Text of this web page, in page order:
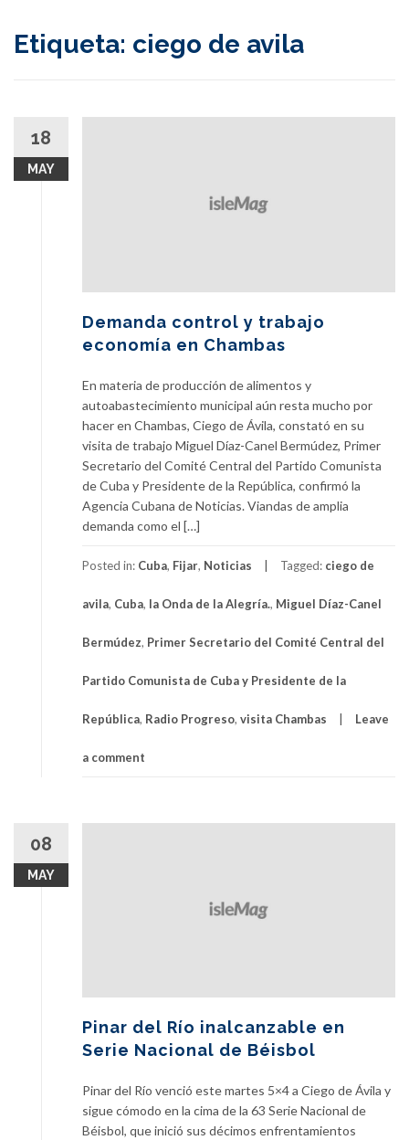
Etiqueta: ciego de avila
18
MAY
Demanda control y trabajo
economía en Chambas
En materia de producción de alimentos y
autoabastecimiento municipal aún resta mucho por
hacer en Chambas, Ciego de Ávila, constató en su
visita de trabajo Miguel Díaz-Canel Bermúdez, Primer
Secretario del Comité Central del Partido Comunista
de Cuba y Presidente de la República, confirmó la
Agencia Cubana de Noticias. Viandas de amplia
demanda como el […]
Posted in: Cuba, Fijar, Noticias Tagged: ciego de
avila, Cuba, la Onda de la Alegría., Miguel Díaz-Canel
Bermúdez, Primer Secretario del Comité Central del
Partido Comunista de Cuba y Presidente de la
República, Radio Progreso, visita Chambas Leave
a comment
08
MAY
Pinar del Río inalcanzable en
Serie Nacional de Béisbol
Pinar del Río venció este martes 5×4 a Ciego de Ávila y
sigue cómodo en la cima de la 63 Serie Nacional de
Béisbol, que inició sus décimos enfrentamientos